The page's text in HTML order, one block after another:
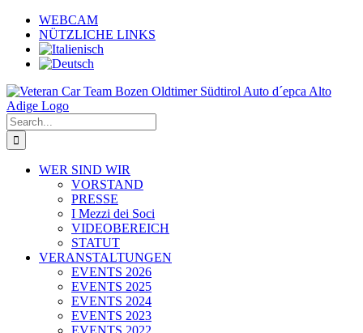
Skip
content
WEBCAM
NÜTZLICHE LINKS
Search
for:
WER SIND WIR
VORSTAND
PRESSE
I Mezzi dei Soci
VIDEOBEREICH
STATUT
VERANSTALTUNGEN
EVENTS 2026
EVENTS 2025
EVENTS 2024
EVENTS 2023
EVENTS 2022